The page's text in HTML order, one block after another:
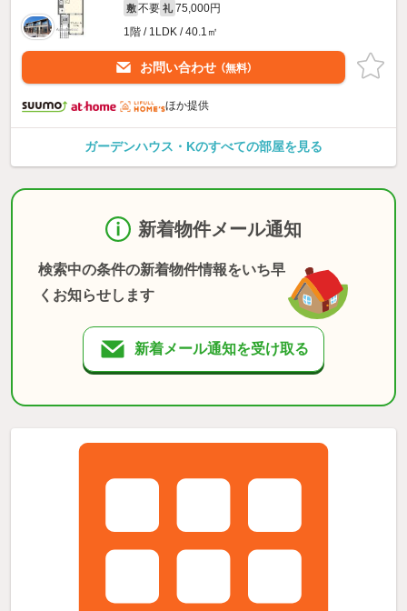
敷 不要 礼 75,000円
1階 / 1LDK / 40.1㎡
お問い合わせ （無料）
ほか提供
ガーデンハウス・Kのすべての部屋を見る
新着物件メール通知
検索中の条件の新着物件情報をいち早
くお知らせします
新着メール通知を受け取る